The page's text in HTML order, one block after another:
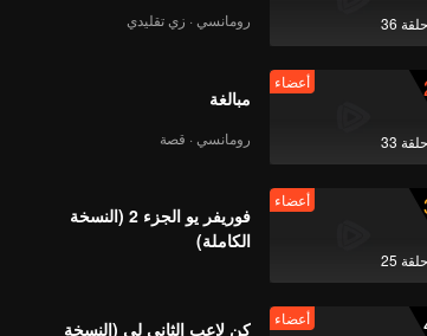
حلقة 36 رومانسي · زي تقليدي
حلقة 33
أعضاء
مبالغة
رومانسي · قصة
حلقة 25
أعضاء
فوريفر يو الجزء 2 (النسخة
الكاملة)
أعضاء
كن لاعب الثاني لي (النسخة